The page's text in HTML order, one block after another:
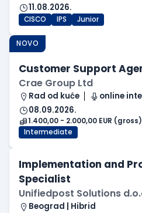
11.08.2026.
CISCO IPS Junior
NOVO
Customer Support
Crae Group Ltd
Rad od kuće
online
08.09.2026.
1.400,00 - 2.000,00 EUR (gross)
Intermediate
Implementation and
Specialist
Unifiedpost Solutions
Beograd | Hibrid